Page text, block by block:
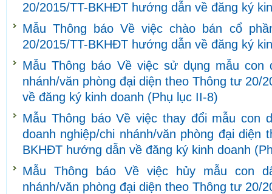
20/2015/TT-BKHĐT hướng dẫn về đăng ký
Mẫu Thông báo Về việc chào bán cổ
20/2015/TT-BKHĐT hướng dẫn về đăng ký
Mẫu Thông báo Về việc sử dụng mẫu con
nhánh/văn phòng đại diện theo Thông tư 20/
về đăng ký kinh doanh (Phụ lục II-8)
Mẫu Thông báo Về việc thay đổi mẫu con
doanh nghiệp/chi nhánh/văn phòng đại diện
BKHĐT hướng dẫn về đăng ký kinh doanh
Mẫu Thông báo Về việc hủy mẫu con
nhánh/văn phòng đại diện theo Thông tư 20/